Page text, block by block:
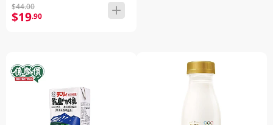
$44.00
$19.90